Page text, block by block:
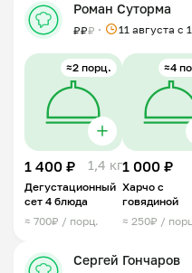
Роман Суторма
₽₽₽ 11 августа с
≈2 порц.
1 400 ₽ 1,4 кг
Дегустационный
сет 4 блюда
≈ 700₽ / порц.
≈4
1 000 ₽
Харчо с
говядиной
≈ 250₽ /
Сергей Гончаров